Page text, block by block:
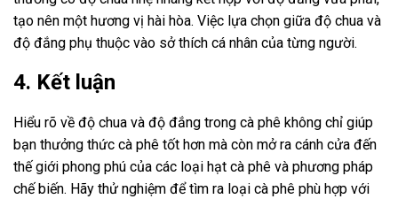
tạo nên một hương vị hài hòa. Việc lựa chọn giữa độ chua và
độ đắng phụ thuộc vào sở thích cá nhân của từng người.
4. Kết luận
Hiểu rõ về độ chua và độ đắng trong cà phê không chỉ giúp
bạn thưởng thức cà phê tốt hơn mà còn mở ra cánh cửa đến
thế giới phong phú của các loại hạt cà phê và phương pháp
chế biến. Hãy thử nghiệm để tìm ra loại cà phê phù hợp với